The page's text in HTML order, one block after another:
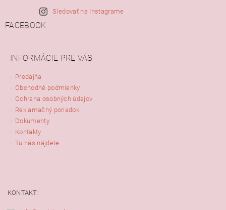
Sledovať na Instagrame
FACEBOOK
INFORMÁCIE PRE VÁS
Predajňa
Obchodné podmienky
Ochrana osobných údajov
Reklamačný poriadok
Dokumenty
Kontakty
Tu nás nájdete
KONTAKT: